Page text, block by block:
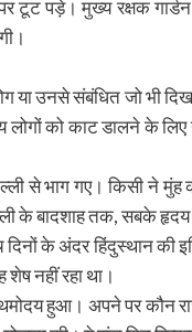
टूट पड़े। मुख्य रक्षक
या उनसे संबंधित जो भी
लोगों को काट डालने के
से भाग गए। किसी ने मुंह
के बादशाह तक, सबके हृदय
के अंदर हिंदुस्थान की
शेष नहीं रहा था।
हुआ। अपने पर कौन